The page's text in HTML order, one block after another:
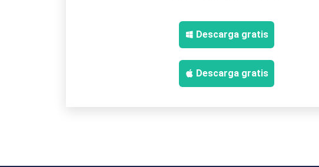
Descarga gratis
Descarga gratis